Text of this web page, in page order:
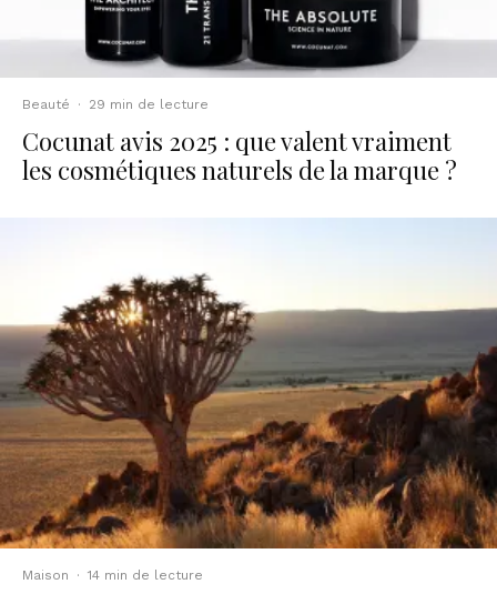
Beauté · 29 min de lecture
Cocunat avis 2025 : que valent vraiment
les cosmétiques naturels de la marque ?
Maison · 14 min de lecture